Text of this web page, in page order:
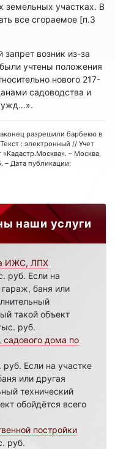
земельных участках. В
все сгораемое [п.3
запрет возник из-за
учтены положения
нового 217-
садоводства и
разрешили барбекю в
: электронный // Учет
– Москва,
– Дата публикации:
наши услуги
ИЖС, ЛПХ
руб. Если на
гараж, баня или
такой объект
руб.
садового дома по
Если на участке
или другая
технический
обойдётся всего
постройки
руб.